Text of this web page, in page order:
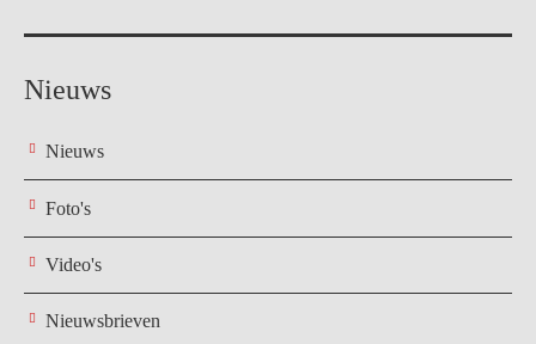
Nieuws
Nieuws
Foto's
Video's
Nieuwsbrieven